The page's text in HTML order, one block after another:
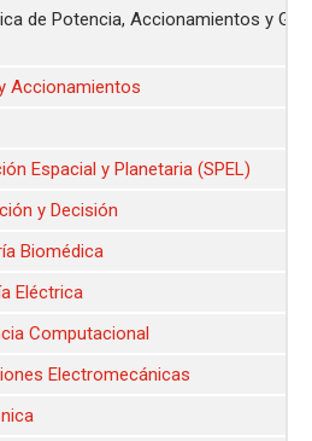
de Potencia, Accionamientos y
Accionamientos
Espacial y Planetaria (SPEL)
y Decisión
Biomédica
Eléctrica
Computacional
Electromecánicas